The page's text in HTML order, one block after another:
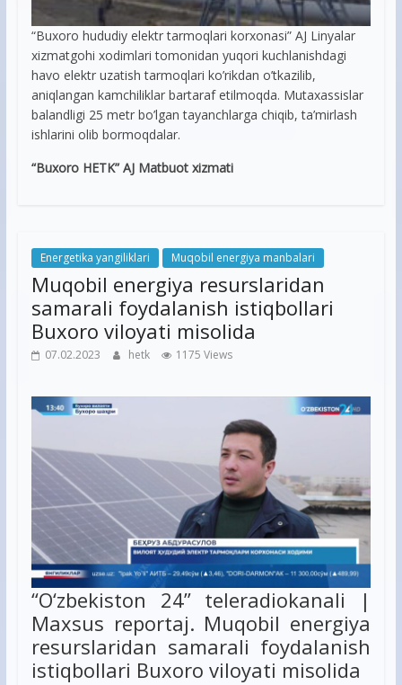
“Buxoro hududiy elektr tarmoqlari korxonasi” AJ Linyalar
xizmatgohi xodimlari tomonidan yuqori kuchlanishdagi
havo elektr uzatish tarmoqlari ko’rikdan o’tkazilib,
aniqlangan kamchiliklar bartaraf etilmoqda. Mutaxassislar
balandligi 25 metr bo’lgan tayanchlarga chiqib, ta’mirlash
ishlarini olib bormoqdalar.
“Buxoro HETK” AJ Matbuot xizmati
Energetika yangiliklari Muqobil energiya manbalari
Muqobil energiya resurslaridan
samarali foydalanish istiqbollari
Buxoro viloyati misolida
07.02.2023 hetk 1175 Views
“O‘zbekiston 24” teleradiokanali |
Maxsus reportaj. Muqobil energiya
resurslaridan samarali foydalanish
istiqbollari Buxoro viloyati misolida